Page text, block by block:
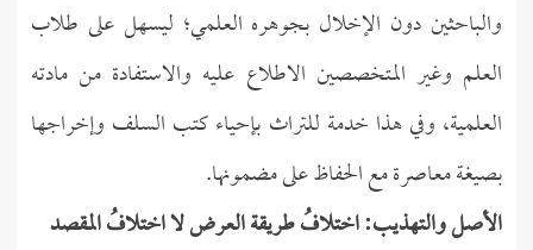
والباحثين دون الإخلال بجوهره العلمي؛ ليسهل على طلاب
العلم وغير المتخصصين الاطلاع عليه والاستفادة من مادته
العلمية، وفي هذا خدمة للتراث بإحياء كتب السلف وإخراجها
بصيغة معاصرة مع الحفاظ على مضمونها.
الأصل والتهذيب: اختلافُ طريقة العرض لا اختلافُ المقصد